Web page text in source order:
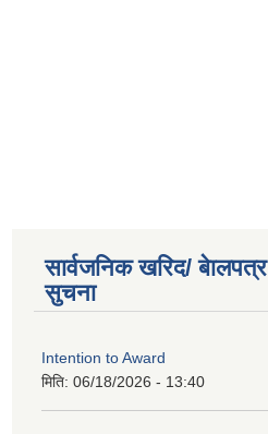
सार्वजनिक खरिद/ बेालपत्र
सुचना
Intention to Award
मिति: 06/18/2026 - 13:40